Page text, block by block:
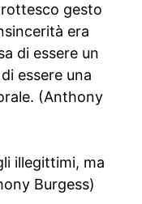
gesto
era
di essere un
essere una
(Anthony
illegittimi, ma
Burgess)